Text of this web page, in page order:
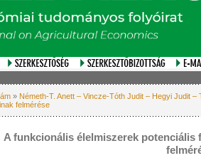
» Németh-T. Anett – Vincze-Tóth Judit – Hegyi Judit
felmérése
A funkcionális élelmiszerek